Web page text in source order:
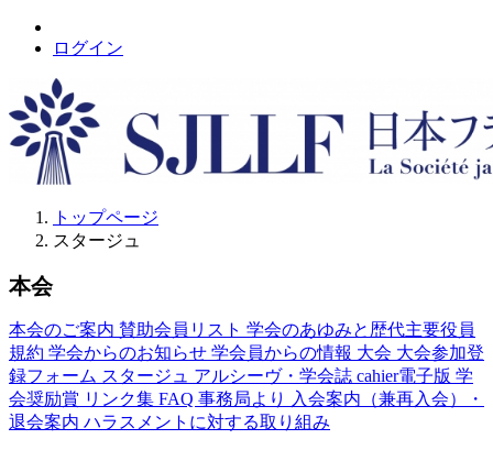
ログイン
トップページ
スタージュ
本会
本会のご案内 賛助会員リスト 学会のあゆみと歴代主要役員
規約 学会からのお知らせ 学会員からの情報 大会 大会参加登
録フォーム スタージュ アルシーヴ・学会誌 cahier電子版 学
会奨励賞 リンク集 FAQ 事務局より
入会案内（兼再入会）・
退会案内 ハラスメントに対する取り組み